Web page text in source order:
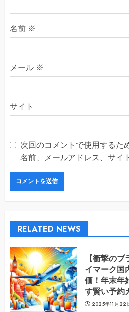
名前 ※
メール ※
サイト
次回のコメントで使用するた
名前、メールアドレス、サイ
RELATED NEWS
【衝撃の
イマーク国
価！年末年
す賢い予約
2025年11月22